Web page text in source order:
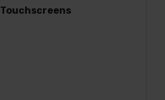
Touchscreens